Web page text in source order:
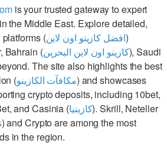
is your trusted gateway to expert
the Middle East. Explore detailed,
(افضل كازينو اون لاين)
Bahrain (كازينو اون لاين البحرين), Saudi
The site also highlights the best
(مكافآت الكازينو) and showcases
crypto deposits, including 10bet,
and Casinia (كازينيا). Skrill, Neteller
) and Crypto are among the most
in the region.